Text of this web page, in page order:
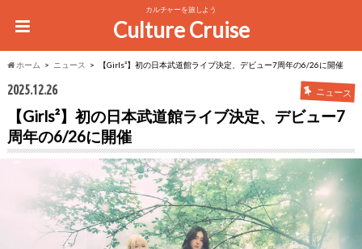
カルチャーを旅しよう
Culture Cruise
ホーム ニュース 【Girls²】初の日本武道館ライブ決定、デビュー7周年の6/26に開催
2025.12.26 ニュース
【Girls²】初の日本武道館ライブ決定、デビュー7
周年の6/26に開催